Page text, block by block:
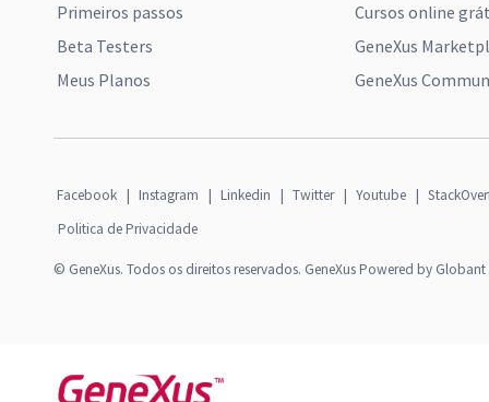
Primeiros passos
Beta Testers
Meus Planos
Cursos online
GeneXus
GeneXus
Facebook | Instagram | Linkedin | Twitter | Youtube |
Politica de Privacidade
© GeneXus. Todos os direitos reservados. GeneXus Powered by Globant